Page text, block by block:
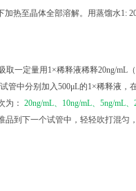
热⾄晶体全部溶解。用蒸馏水1:
取一定量用1×稀释液稀释20ng/mL
管中分别加入500μL的1×稀释液，
为： 20ng/mL、10ng/mL、5ng/mL、
品到下一个试管中，轻轻吹打混匀